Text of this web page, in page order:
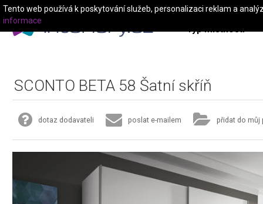
Typ místnosti
SCONTO BETA 58 Šatní skříň
dotaz dodavateli poslat e-mailem přidat do můj
Tento web používá k poskytování služeb, personalizaci reklam a
informace